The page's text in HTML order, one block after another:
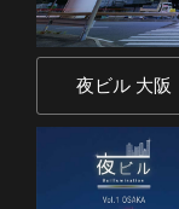
夜ビル 大阪